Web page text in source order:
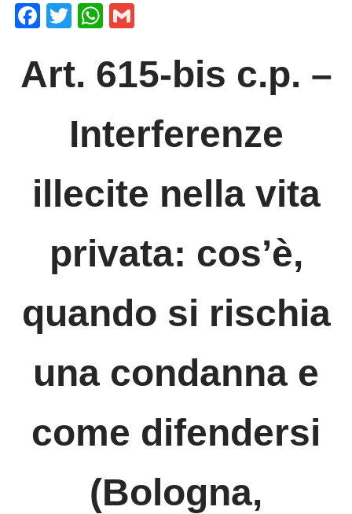
F
c
e
T
tt
er
W
at
s
A
p
ail
Art. 615-bis c.p. –
Interferenze
illecite nella vita
privata: cos’è,
quando si rischia
una condanna e
come difendersi
(Bologna,